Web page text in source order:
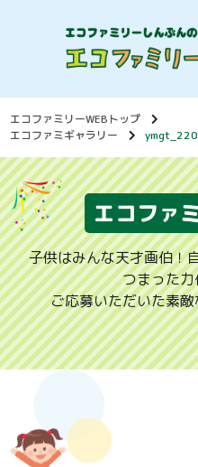
エコファミリーWEBトップ
エコファミギャラリー
エコファ
子供はみんな天才画伯！
つまった
ご応募いただいた素